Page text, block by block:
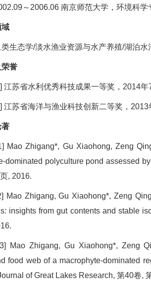
～2006.06 南京师范大学，环境科学
域
态学/淡水渔业资源与水产养殖/湖泊水
誉
省水利优秀科技成果一等奖，2014年7
省海洋与渔业科技创新二等奖，2013
著
Zhigang*, Gu Xiaohong, Zeng
dominated polyculture pond assessed
, 2016.
Zhigang, Gu Xiaohong*, Zeng
insights from gut contents and stable
Zhigang, Gu Xiaohong*, Zeng
food web of a macrophyte-dominated
of Great Lakes Research, 第40卷,